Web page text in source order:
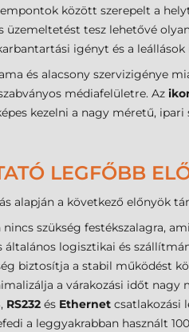
között szerepelt a
tesz lehetővé
igényt és a leállások
és alacsony szervizigénye
médiafelületre. Az
kezelni a nagy méretű,
LEGFŐBB
alapján a következő előnyök
nincs szükség festékszalagra,
logisztikai és
biztosítja a stabil működést
a várakozási időt nagy
, RS232 és Ethernet csatlakozási
a leggyakrabban használt